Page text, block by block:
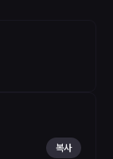
복사